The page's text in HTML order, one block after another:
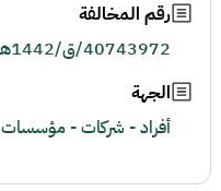
رقم المخالفة
40743972/ق/1442هـ
الجهة
أفراد - شركات - مؤسسات